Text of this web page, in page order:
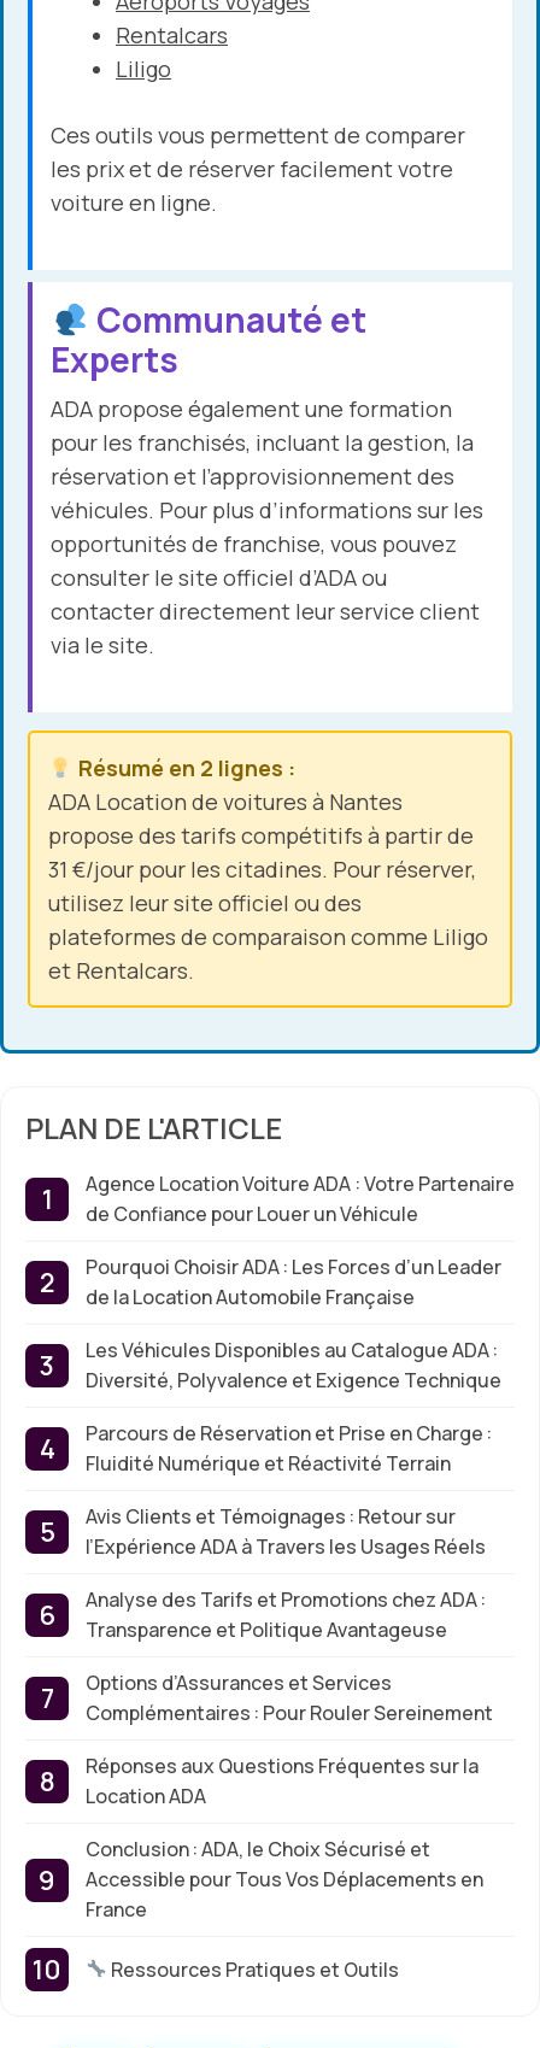
Rentalcars
Liligo
Ces outils vous permettent de comparer
les prix et de réserver facilement votre
voiture en ligne.
Communauté et
Experts
ADA propose également une formation
pour les franchisés, incluant la gestion, la
réservation et l’approvisionnement des
véhicules. Pour plus d’informations sur les
opportunités de franchise, vous pouvez
consulter le site officiel d’ADA ou
contacter directement leur service client
via le site.
Résumé en 2 lignes :
ADA Location de voitures à Nantes
propose des tarifs compétitifs à partir de
31 €/jour pour les citadines. Pour réserver,
utilisez leur site officiel ou des
plateformes de comparaison comme Liligo
et Rentalcars.
PLAN DE L'ARTICLE
Agence Location Voiture ADA : Votre Partenaire
de Confiance pour Louer un Véhicule
Pourquoi Choisir ADA : Les Forces d’un Leader
de la Location Automobile Française
Les Véhicules Disponibles au Catalogue ADA :
Diversité, Polyvalence et Exigence Technique
Parcours de Réservation et Prise en Charge :
Fluidité Numérique et Réactivité Terrain
Avis Clients et Témoignages : Retour sur
l’Expérience ADA à Travers les Usages Réels
Analyse des Tarifs et Promotions chez ADA :
Transparence et Politique Avantageuse
Options d’Assurances et Services
Complémentaires : Pour Rouler Sereinement
Réponses aux Questions Fréquentes sur la
Location ADA
Conclusion : ADA, le Choix Sécurisé et
Accessible pour Tous Vos Déplacements en
France
Ressources Pratiques et Outils